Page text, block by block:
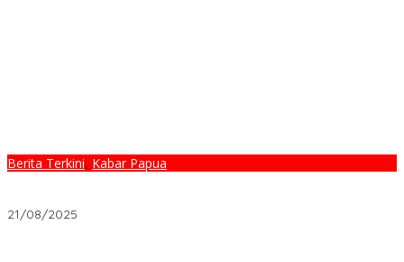
Berita Terkini, Kabar Papua
21/08/2025